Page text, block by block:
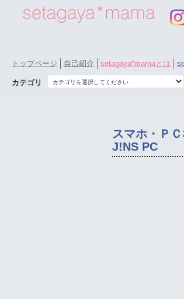
トップページ 自己紹介 setagaya*mamaとは
カテゴリ
スマホ・Ｐ
J!NS PC